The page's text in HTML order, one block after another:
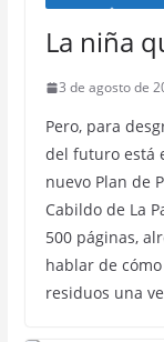
La niña
3 de agosto de
Pero, para
del futuro está
nuevo Plan de
Cabildo de La
500 páginas,
hablar de
residuos una